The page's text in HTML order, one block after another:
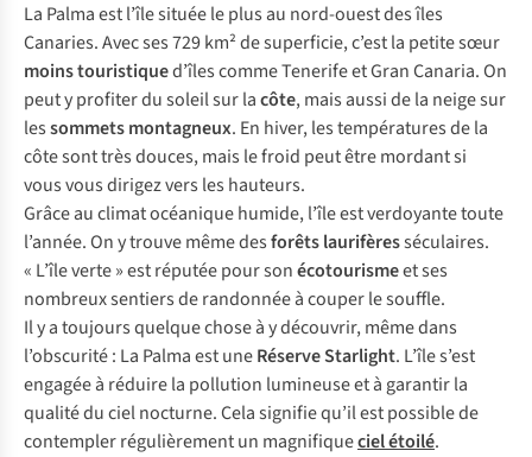
La Palma est l’île située le plus au nord-ouest des îles
Canaries. Avec ses 729 km² de superficie, c’est la petite sœur
moins touristiqued’îles comme Tenerife et Gran Canaria. On
peut y profiter du soleil sur lacôte, mais aussi de la neige sur
lessommets montagneux. En hiver, les températures de la
côte sont très douces, mais le froid peut être mordant si
vous vous dirigez vers les hauteurs.
Grâce au climat océanique humide, l’île est verdoyante toute
l’année. On y trouve même desforêts laurifèresséculaires.
« L’île verte » est réputée pour sonécotourismeet ses
nombreux sentiers de randonnée à couper le souffle.
Il y a toujours quelque chose à y découvrir, même dans
l’obscurité : La Palma est uneRéserve Starlight. L’île s’est
engagée à réduire la pollution lumineuse et à garantir la
qualité du ciel nocturne. Cela signifie qu’il est possible de
contempler régulièrement un magnifiqueciel étoilé.